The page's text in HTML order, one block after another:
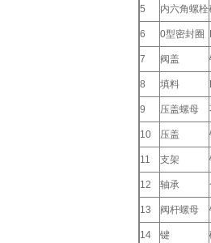
5 内六角螺栓
6 0型密封圈
7 阀盖
8 填料
9 压盖螺母
10 压盖
11 支架
12 轴承
13 阀杆螺母
14 键